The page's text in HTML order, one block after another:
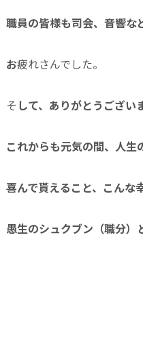
職員の皆様も司会、音響な
お疲れさんでした。
そ して、ありがとうござい
これからも元気の間、人生
喜んで貰えること、こんな
愚生のシュクブン（職分）